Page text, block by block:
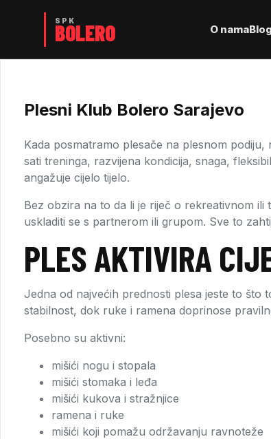
O namaBlog
Plesni Klub Bolero Sarajevo
Kada posmatramo plesače na plesnom
sati treninga, razvijena kondicija, snaga,
angažuje cijelo tijelo.
Bez obzira na to da li je riječ o rekreativnom
uskladiti se s partnerom ili grupom. Sve to
PLES AKTIVIRA
Jedna od najvećih prednosti plesa jeste to
stabilnost, dok ruke i ramena doprinose
Posebno su aktivni:
mišići nogu i stopala
mišići stomaka i leđa
mišići kukova i stražnjice
ramena i ruke
mišići koji pomažu održavanju ravnoteže